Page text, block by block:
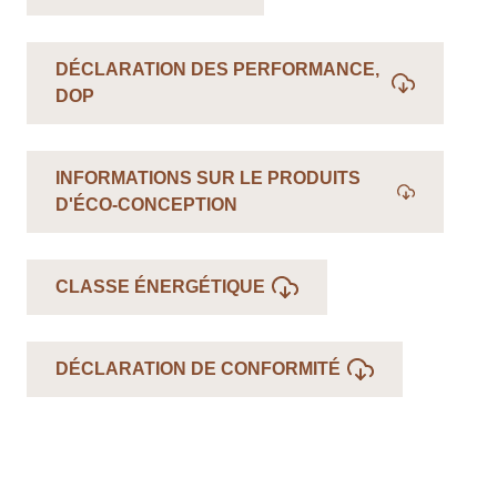
DÉCLARATION DES PERFORMANCE,
DOP
INFORMATIONS SUR LE PRODUITS
D'ÉCO-CONCEPTION
CLASSE ÉNERGÉTIQUE
DÉCLARATION DE CONFORMITÉ